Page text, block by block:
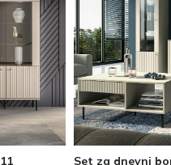
Set za dnevni